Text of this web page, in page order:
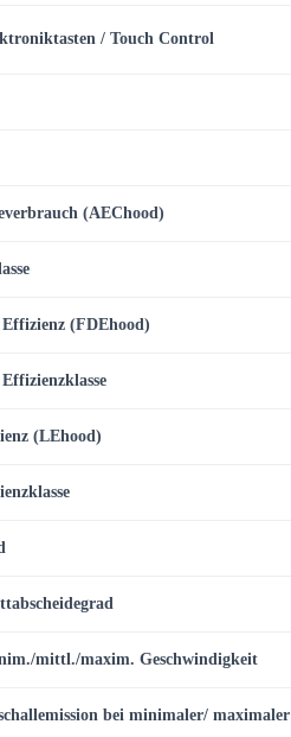
/ Touch Control
(AEChood)
(FDEhood)
Effizienzklasse
(LEhood)
mittl./maxim. Geschwindigkeit
bei minimaler/ maximaler